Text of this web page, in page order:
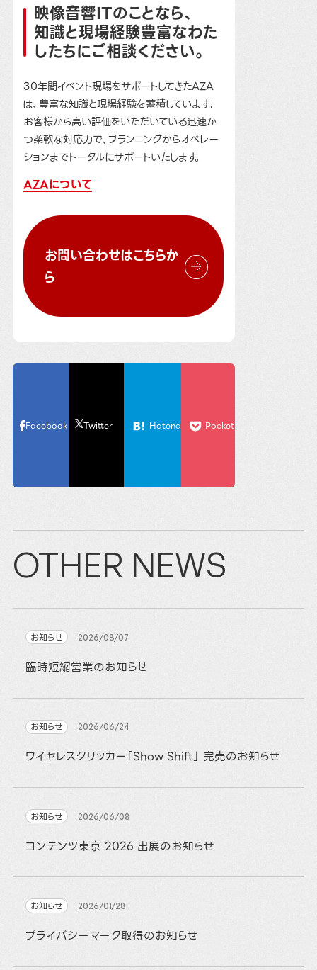
映像音響ITのことなら、
知識と現場経験豊富なわた
したちにご相談ください。
30年間イベント現場をサポートしてきたAZA
は、豊富な知識と現場経験を蓄積しています。
お客様から高い評価をいただいている迅速か
つ柔軟な対応力で、プランニングからオペレー
ションまでトータルにサポートいたします。
AZAについて
お問い合わせはこちらか
ら
Facebook Twitter Hatena Pocket
OTHER NEWS
お知らせ 2026/08/07
臨時短縮営業のお知らせ
お知らせ 2026/06/24
ワイヤレスクリッカー「Show Shift」 完売のお知らせ
お知らせ 2026/06/08
コンテンツ東京 2026 出展のお知らせ
お知らせ 2026/01/28
プライバシーマーク取得のお知らせ